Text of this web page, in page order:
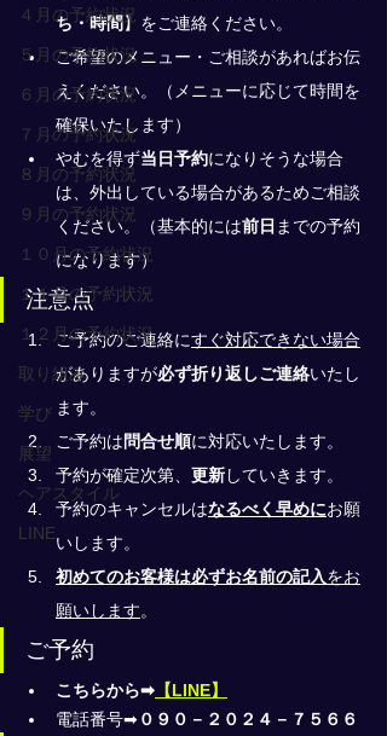
４月の予約状況
５月の予約状況
６月の予約状況
７月の予約状況
８月の予約状況
９月の予約状況
１０月の予約状況
１１月の予約状況
１２月の予約状況
取り組み
学び
展望
ヘアスタイル
LINE
ち・時間】 をご連絡ください。
ご希望のメニュー・ご相談があればお伝
えください。（メニューに応じて時間を
確保いたします）
やむを得ず当日予約になりそうな場合
は、外出している場合があるためご相談
ください。（基本的には前日 までの予約
になります）
注意点
ご予約のご連絡にすぐ対応できない場合
がありますが必ず折り返しご連絡いたし
ます。
ご予約は問合せ順に対応いたします。
予約が確定次第、 更新していきます。
予約のキャンセルはなるべく早めにお願
いします。
初めてのお客様は必ずお名前の記入をお
願いします。
ご予約
こちらから➡ 【LINE】
電話番号➡０９０－２０２４－７５６６